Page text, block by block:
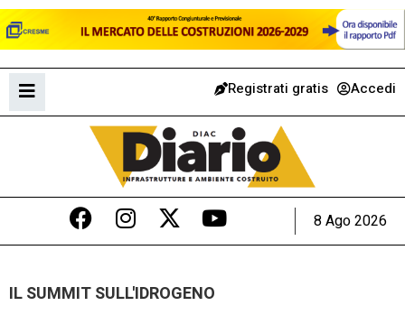
Registrati gratis Accedi
8 Ago 2026
IL SUMMIT SULL'IDROGENO